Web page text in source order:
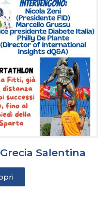
Salentina